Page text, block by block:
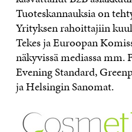
Tuoteskannauksia on
Yrityksen rahoittajiin
Tekes ja Euroopan
näkyvissä mediassa mm.
Evening Standard,
ja Helsingin Sanomat.